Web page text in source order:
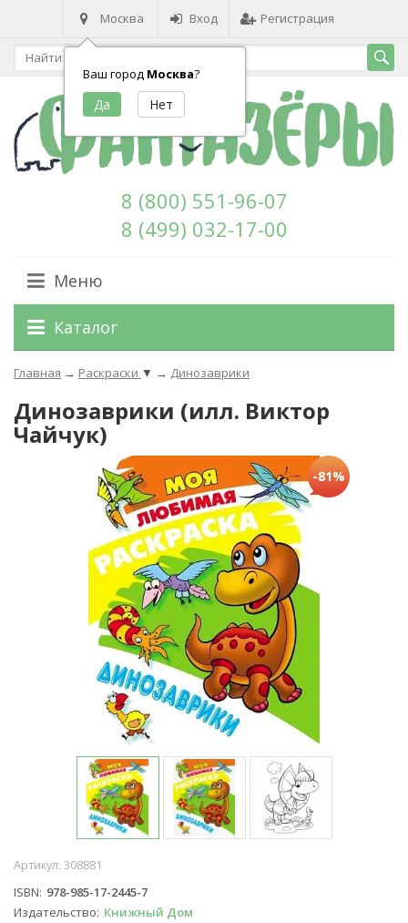
Москва
Ваш город Москва?
Вход Регистрация
8 (800) 551-96-07
8 (499) 032-17-00
Меню
Каталог
Главная → Раскраски ▼ → Динозаврики
Динозаврики (илл. Виктор
Чайчук)
-81%
Артикул: 308881
ISBN 978-985-17-2445-7
Издательство Книжный Дом